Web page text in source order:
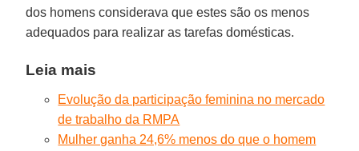
dos homens considerava que estes são os menos
adequados para realizar as tarefas domésticas.
Leia mais
Evolução da participação feminina no mercado
de trabalho da RMPA
Mulher ganha 24,6% menos do que o homem